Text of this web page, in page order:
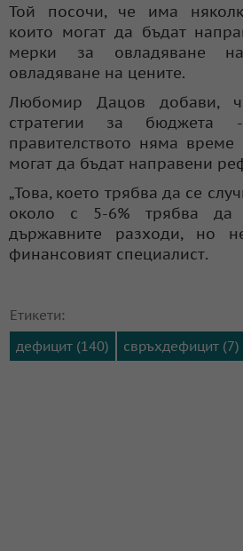
Той посочи, че има
които могат да бъдат
мерки за овладяване
овладяване на цените.
Любомир Дацов добави,
стратегии за бюджета -
правителството няма време
могат да бъдат направени
„Това, което трябва да се
около с 5-6% трябва да
държавните разходи, но
финансовият специалист.
Етикети:
дефицит (140)
свръхдефицит (7)